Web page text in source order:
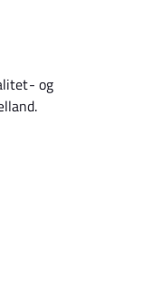
og